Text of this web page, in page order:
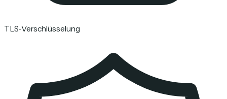
TLS-Verschlüsselung